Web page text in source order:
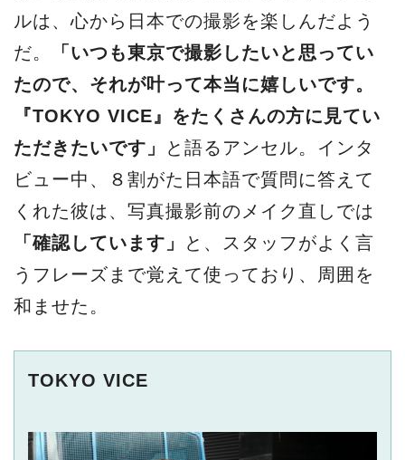
ルは、心から日本での撮影を楽しんだよう
だ。
「いつも東京で撮影したいと思ってい
たので、それが叶って本当に嬉しいです。
『TOKYO VICE』をたくさんの方に見てい
ただきたいです」
と語るアンセル。インタ
ビュー中、８割がた日本語で質問に答えて
くれた彼は、写真撮影前のメイク直しでは
「確認しています」
と、スタッフがよく言
うフレーズまで覚えて使っており、周囲を
和ませた。
TOKYO VICE